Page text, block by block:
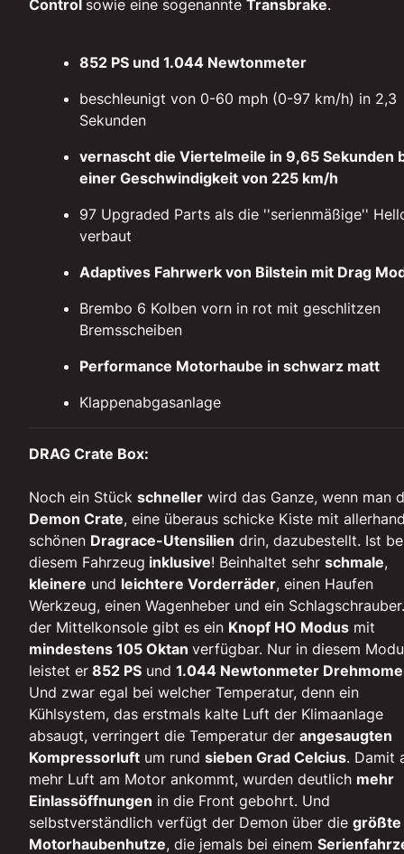
Control sowie eine sogenannte Transbrake.
852 PS und 1.044 Newtonmeter
beschleunigt von 0-60 mph (0-97 km/h) in 2,3
Sekunden
vernascht die Viertelmeile in 9,65 Sekunden
einer Geschwindigkeit von 225 km/h
97 Upgraded Parts als die ''serienmäßige''
verbaut
Adaptives Fahrwerk von Bilstein mit Drag
Brembo 6 Kolben vorn in rot mit geschlitzen
Bremsscheiben
Performance Motorhaube in schwarz matt
Klappenabgasanlage
DRAG Crate Box:
Noch ein Stück schneller wird das Ganze, wenn man
Demon Crate, eine überaus schicke Kiste mit
schönen Dragrace-Utensilien drin, dazubestellt. Ist
diesem Fahrzeug inklusive! Beinhaltet sehr schmale,
kleinere und leichtere Vorderräder, einen Haufen
Werkzeug, einen Wagenheber und ein
der Mittelkonsole gibt es ein Knopf HO Modus mit
mindestens 105 Oktan verfügbar. Nur in diesem
leistet er 852 PS und 1.044 Newtonmeter
Und zwar egal bei welcher Temperatur, denn ein
Kühlsystem, das erstmals kalte Luft der Klimaanlage
absaugt, verringert die Temperatur der angesaugten
Kompressorluft um rund sieben Grad Celcius. Damit
mehr Luft am Motor ankommt, wurden deutlich mehr
Einlassöffnungen in die Front gebohrt. Und
selbstverständlich verfügt der Demon über die größte
Motorhaubenhutze, die jemals bei einem